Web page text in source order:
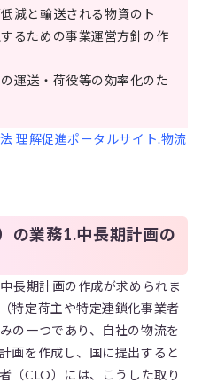
減と輸送される物資のト
るための事業運営方針の作
運送・荷役等の効率化のた
理解促進ポータルサイト.物流
の業務1.中長期計画の
長期計画の作成が求められま
特定荷主や特定連鎖化事業者
の一つであり、自社の物流を
画を作成し、国に提出すると
（CLO）には、こうした取り